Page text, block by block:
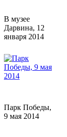
В музее
Дарвина, 12
января 2014
Парк Победы,
9 мая 2014